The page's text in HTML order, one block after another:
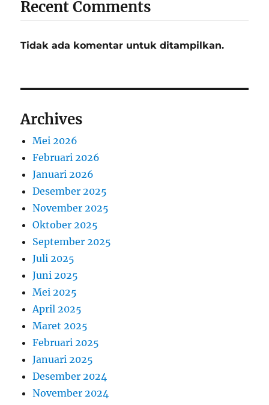
Recent Comments
Tidak ada komentar untuk ditampilkan.
Archives
Mei 2026
Februari 2026
Januari 2026
Desember 2025
November 2025
Oktober 2025
September 2025
Juli 2025
Juni 2025
Mei 2025
April 2025
Maret 2025
Februari 2025
Januari 2025
Desember 2024
November 2024